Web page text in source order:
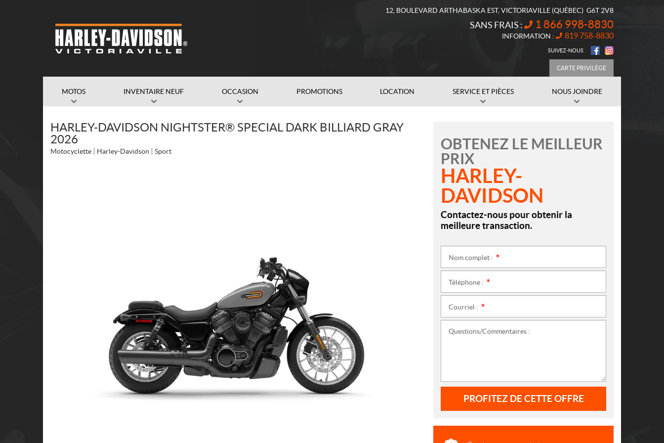
12, BOULEVARD ARTHABASKA EST, VICTORIAVILLE (QUÉBEC) G6T 2V8
SANS FRAIS : 1 866 998-8830
INFORMATION : 819 758-8830
SUIVEZ-NOUS
CARTE PRIVILÈGE
MOTOS INVENTAIRE NEUF OCCASION PROMOTIONS LOCATION SERVICE ET PIÈCES NOUS JOINDRE
HARLEY-DAVIDSON NIGHTSTER® SPECIAL DARK BILLIARD GRAY
2026
Motocyclette Harley-Davidson Sport
OBTENEZ LE MEILLEUR
PRIX
HARLEY-
DAVIDSON
Contactez-nous pour obtenir la
meilleure transaction.
Nom complet :
Téléphone :
Courriel :
Questions/Commentaires :
PROFITEZ DE CETTE OFFRE